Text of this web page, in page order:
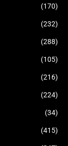
(170)
(232)
(288)
(105)
(216)
(224)
(34)
(415)